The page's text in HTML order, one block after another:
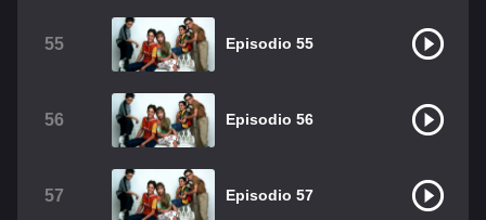
55 Episodio 55
56 Episodio 56
57 Episodio 57